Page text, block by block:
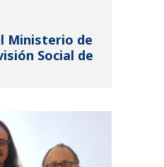
Ministerio de
Social de